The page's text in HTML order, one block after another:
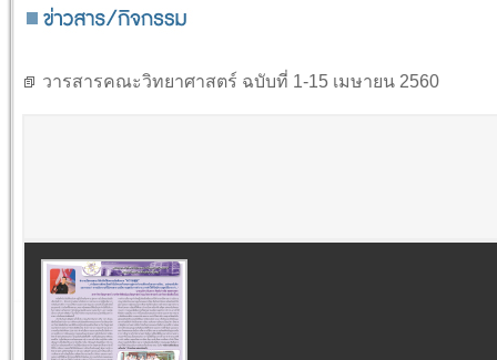
วารสารคณะวิทยาศาสตร์ ฉบับที่ 1-15 เมษายน 2560